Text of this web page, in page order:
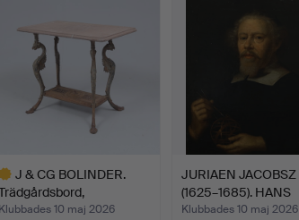
J & CG BOLINDER.
10 maj 2026
JURIAEN JACOBSZ
(1625–1685). HANS
EFTERFÖ…
Klubbades 10 maj 2026